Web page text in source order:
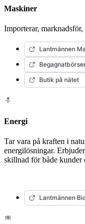
Maskiner
Importerar,
Lantmännen
Butik på nätet
Energi
Tar vara på kraften i
energilösningar.
skillnad för både kunder
Lantmännen